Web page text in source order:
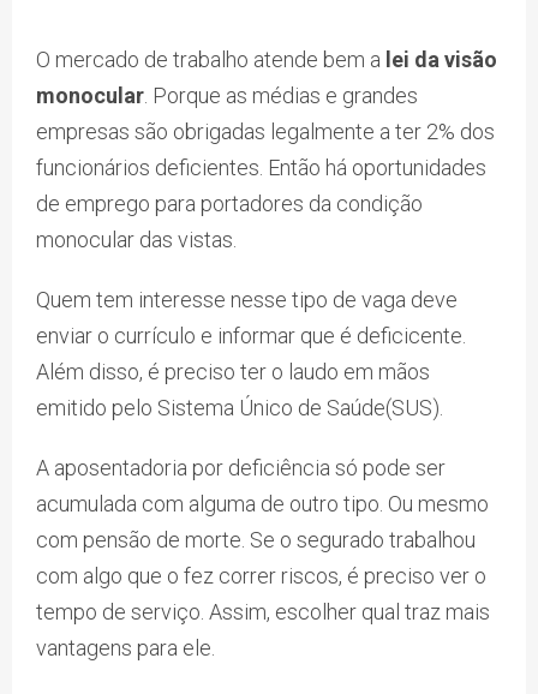
O mercado de trabalho atende bem a lei da visão
monocular . Porque as médias e grandes
empresas são obrigadas legalmente a ter 2% dos
funcionários deficientes. Então há oportunidades
de emprego para portadores da condição
monocular das vistas.
Quem tem interesse nesse tipo de vaga deve
enviar o currículo e informar que é deficicente.
Além disso, é preciso ter o laudo em mãos
emitido pelo Sistema Único de Saúde(SUS).
A aposentadoria por deficiência só pode ser
acumulada com alguma de outro tipo. Ou mesmo
com pensão de morte. Se o segurado trabalhou
com algo que o fez correr riscos, é preciso ver o
tempo de serviço. Assim, escolher qual traz mais
vantagens para ele.